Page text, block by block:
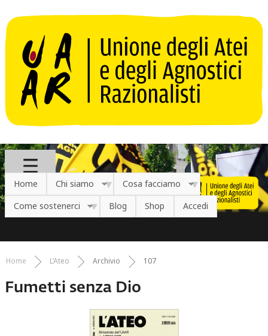
Home Chi siamo
Cosa facciamo
Come sostenerci
Blog Shop Accedi
Tu sei qui
Home L’Ateo Archivio 107
Fumetti senza Dio